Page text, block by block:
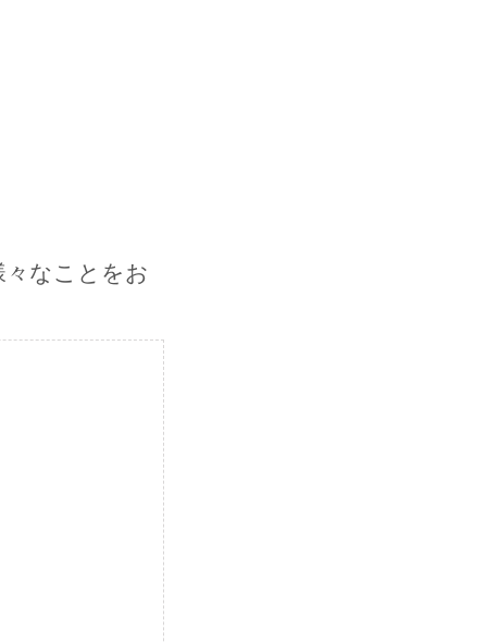
なことをお